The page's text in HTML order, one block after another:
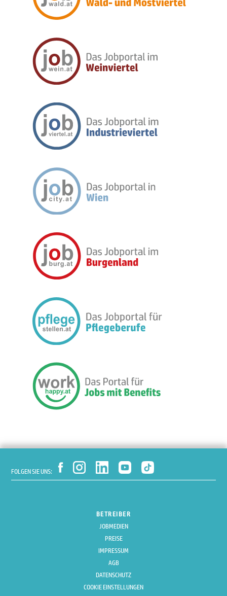
FOLGEN SIE UNS:
BETREIBER
JOBMEDIEN
PREISE
IMPRESSUM
AGB
DATENSCHUTZ
COOKIE EINSTELLUNGEN